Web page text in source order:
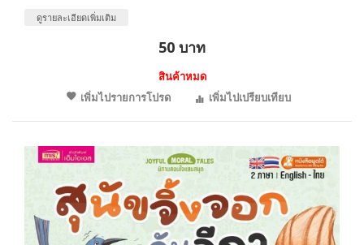
ดูรายละเอียดเพิ่มเติม
50 บาท
สินค้าหมด
เพิ่มไปรายการโปรด
เพิ่มไปเปรียบเทียบ